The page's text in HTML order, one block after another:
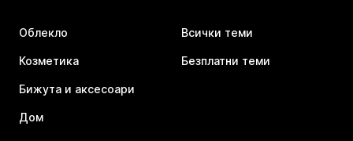
Облекло
Козметика
Бижута и аксесоари
Дом
Всички теми
Безплатни теми